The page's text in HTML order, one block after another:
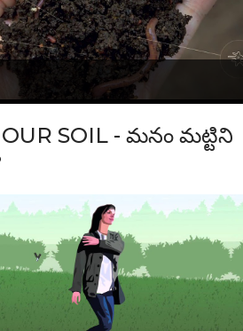
OUR SOIL - మనం మట్టిని